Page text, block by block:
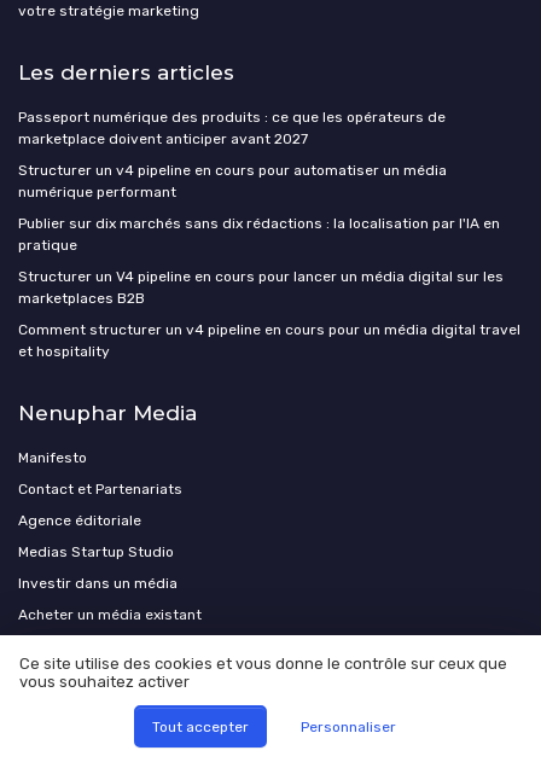
votre stratégie marketing
Les derniers articles
Passeport numérique des produits : ce que les opérateurs de
marketplace doivent anticiper avant 2027
Structurer un v4 pipeline en cours pour automatiser un média
numérique performant
Publier sur dix marchés sans dix rédactions : la localisation par l'IA en
pratique
Structurer un V4 pipeline en cours pour lancer un média digital sur les
marketplaces B2B
Comment structurer un v4 pipeline en cours pour un média digital travel
et hospitality
Nenuphar Media
Manifesto
Contact et Partenariats
Agence éditoriale
Medias Startup Studio
Investir dans un média
Acheter un média existant
Ce site utilise des cookies et vous donne le contrôle sur ceux que
vous souhaitez activer
Tout accepter Personnaliser